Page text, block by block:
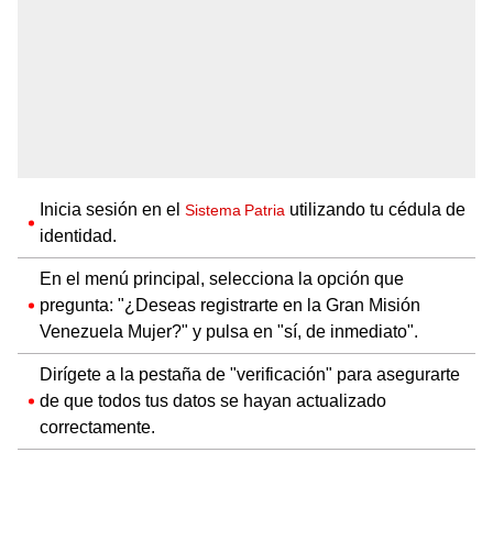
Inicia sesión en el Sistema Patria utilizando tu cédula de
identidad.
En el menú principal, selecciona la opción que
pregunta: "¿Deseas registrarte en la Gran Misión
Venezuela Mujer?" y pulsa en "sí, de inmediato".
Dirígete a la pestaña de "verificación" para asegurarte
de que todos tus datos se hayan actualizado
correctamente.